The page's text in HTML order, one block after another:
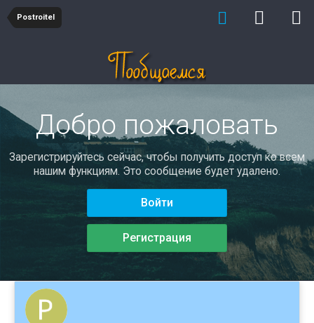
Postroitel
Добро пожаловать
Зарегистрируйтесь сейчас, чтобы получить доступ ко всем
нашим функциям. Это сообщение будет удалено.
Войти
Регистрация